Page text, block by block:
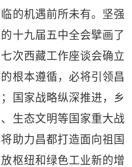
的机遇前所未有。坚强
十九届五中全会擘画了
次西藏工作座谈会确立
根本遵循，必将引领昌
国家战略纵深推进，乡
生态文明等国家重大战
助力昌都打造面向祖国
枢纽和绿色工业新的增